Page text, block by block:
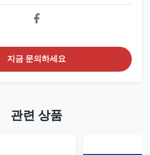
지금 문의하세요
관련 상품